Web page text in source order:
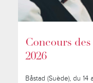
Concours
2026
Båstad (Suède), du